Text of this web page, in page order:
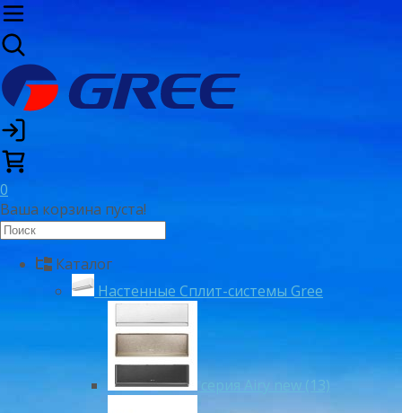
0
Ваша корзина пуста!
Каталог
Настенные Сплит-системы Gree
серия Airy new (13)